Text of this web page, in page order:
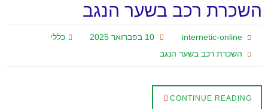
השכרת רכב בשער הנגב
internetic-online 10 בפברואר 2025
כללי
השכרת רכב בשער הנגב
CONTINUE READING